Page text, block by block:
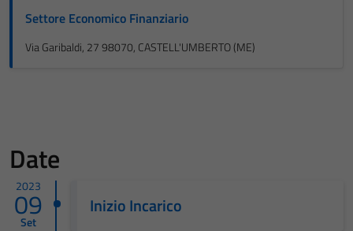
Settore Economico Finanziario
Via Garibaldi, 27 98070, CASTELL'UMBERTO (ME)
Date
2023
09
Set
Inizio Incarico